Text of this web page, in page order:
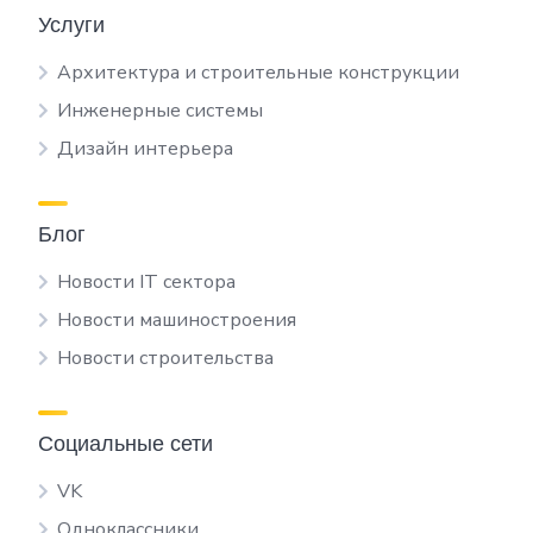
Услуги
Архитектура и строительные конструкции
Инженерные системы
Дизайн интерьера
Блог
Новости IT сектора
Новости машиностроения
Новости строительства
Социальные сети
VK